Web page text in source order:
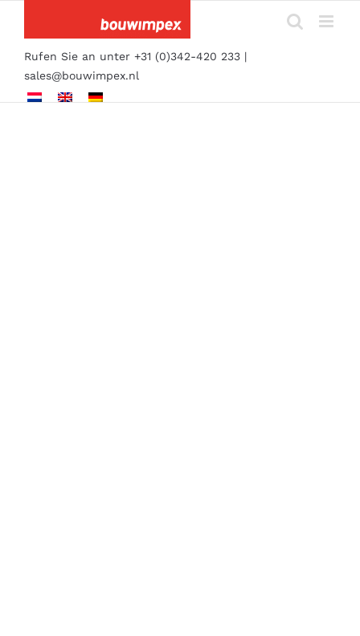
content
Rufen Sie an unter +31 (0)342-420 233 |
sales@bouwimpex.nl